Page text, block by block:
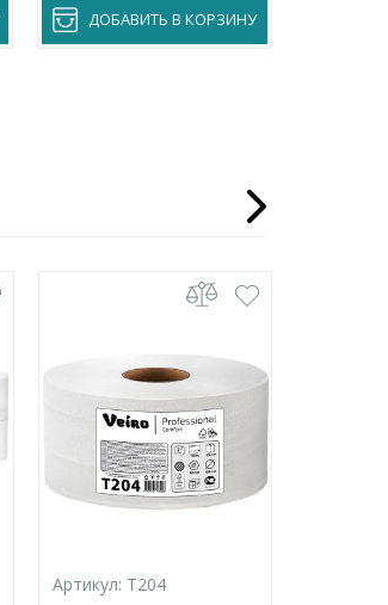
ДОБАВИТЬ В КОРЗИНУ
Артикул: T204